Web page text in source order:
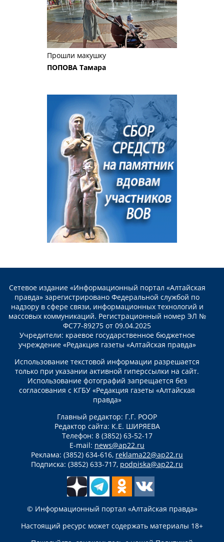
Прошли макушку
ПОПОВА Тамара
Сетевое издание «Информационный портал «Алтайская
правда» зарегистрировано Федеральной службой по
надзору в сфере связи, информационных технологий и
массовых коммуникаций. Регистрационный номер ЭЛ №
ФС77-89275 от 09.04.2025
Учредители: краевое государственное бюджетное
учреждение «Редакция газеты «Алтайская правда»
Использование текстовой информации разрешается
только при указании активной гиперссылки на сайт.
Использование фотографий запрещается без
согласования с КГБУ «Редакция газеты «Алтайская
правда»
Главный редактор: Г.Г. РООР
Редактор сайта: К.Е. ШИРЯЕВА
Телефон: 8 (3852) 63-52-17
E-mail: news@ap22.ru
Реклама: (3852) 634-616, reklama22@ap22.ru
Подписка: (3852) 633-717, podpiska@ap22.ru
© Информационный портал «Алтайская правда»
Настоящий ресурс может содержать материалы 18+